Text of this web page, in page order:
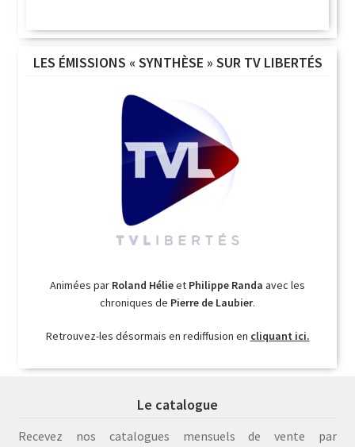
LES ÉMISSIONS « SYNTHÈSE » SUR TV LIBERTÉS
Animées par Roland Hélieet Philippe Randa avec les
chroniques de Pierre de Laubier.
Retrouvez-les désormais en rediffusion en cliquant ici.
Le catalogue
Recevez nos catalogues mensuels de vente par